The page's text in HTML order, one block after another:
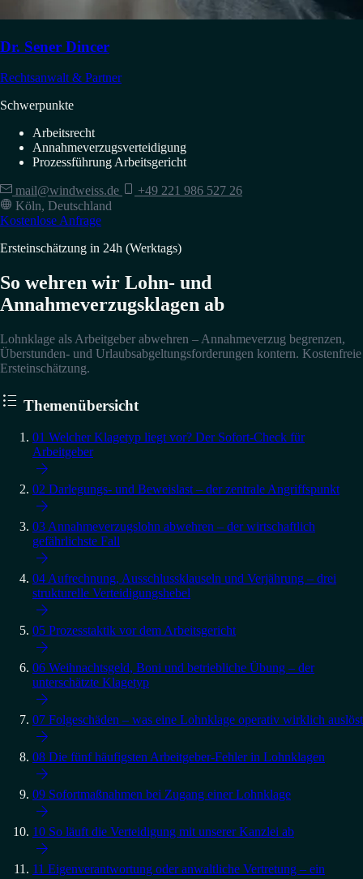
Dr. Sener Dincer
Rechtsanwalt & Partner
Schwerpunkte
Arbeitsrecht
Annahmeverzugsverteidigung
Prozessführung Arbeitsgericht
mail@windweiss.de
+49 221 986 527 26
Köln, Deutschland
Kostenlose Anfrage
Ersteinschätzung in 24h (Werktags)
So wehren wir Lohn- und
Annahmeverzugsklagen ab
Lohnklage als Arbeitgeber abwehren – Annahmeverzug begrenzen,
Überstunden- und Urlaubsabgeltungsforderungen kontern. Kostenfreie
Ersteinschätzung.
 Themenübersicht
01 Welcher Klagetyp liegt vor? Der Sofort-Check für
Arbeitgeber

02 Darlegungs- und Beweislast – der zentrale Angriffspunkt

03 Annahmeverzugslohn abwehren – der wirtschaftlich
gefährlichste Fall

04 Aufrechnung, Ausschlussklauseln und Verjährung – drei
strukturelle Verteidigungshebel

05 Prozesstaktik vor dem Arbeitsgericht

06 Weihnachtsgeld, Boni und betriebliche Übung – der
unterschätzte Klagetyp

07 Folgeschäden – was eine Lohnklage operativ wirklich auslöst

08 Die fünf häufigsten Arbeitgeber-Fehler in Lohnklagen

09 Sofortmaßnahmen bei Zugang einer Lohnklage

10 So läuft die Verteidigung mit unserer Kanzlei ab

11 Eigenverantwortung oder anwaltliche Vertretung – ein